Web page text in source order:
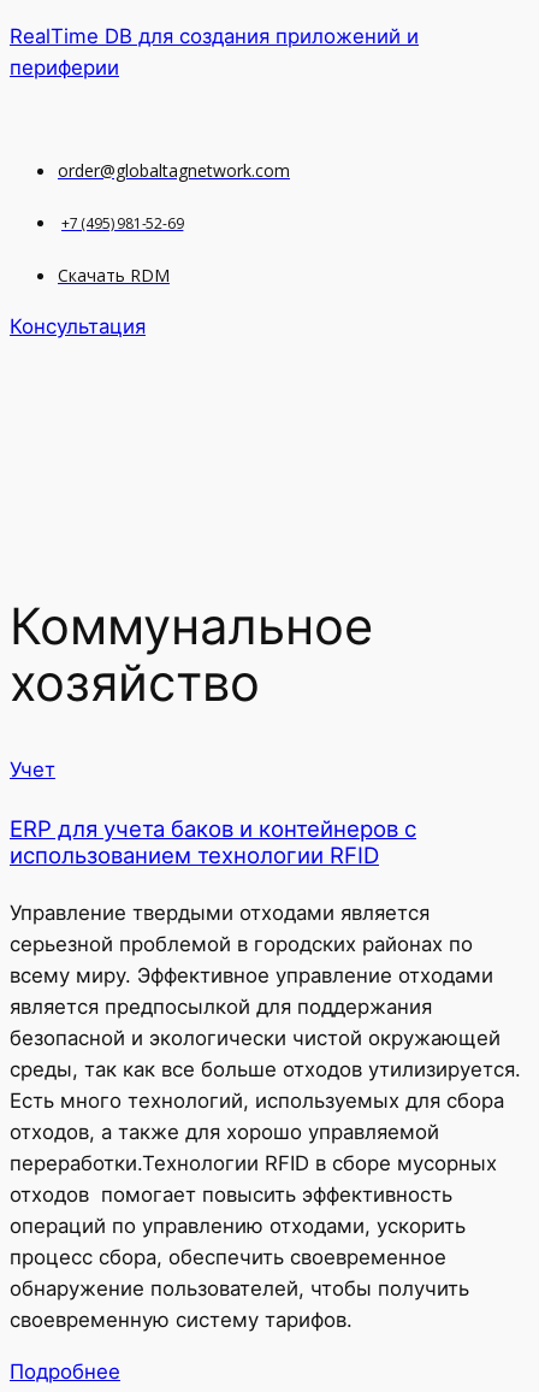
RealTime DB для создания приложений и
периферии
order@globaltagnetwork.com
+7 (495) 981-52-69
Скачать RDM
Консультация
Коммунальное
хозяйство
Учет
ERP для учета баков и контейнеров с
использованием технологии RFID
Управление твердыми отходами является
серьезной проблемой в городских районах по
всему миру. Эффективное управление отходами
является предпосылкой для поддержания
безопасной и экологически чистой окружающей
среды, так как все больше отходов утилизируется.
Есть много технологий, используемых для сбора
отходов, а также для хорошо управляемой
переработки.Технологии RFID в сборе мусорных
отходов помогает повысить эффективность
операций по управлению отходами, ускорить
процесс сбора, обеспечить своевременное
обнаружение пользователей, чтобы получить
своевременную систему тарифов.
Подробнее